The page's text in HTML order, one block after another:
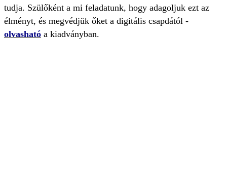
tudja. Szülőként a mi feladatunk, hogy adagoljuk ezt az
élményt, és megvédjük őket a digitális csapdától -
olvasható a kiadványban.